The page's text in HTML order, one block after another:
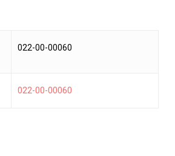
022-00-00060
022-00-00060